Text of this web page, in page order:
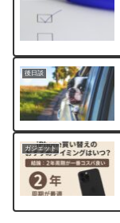
後日談
ガジェット